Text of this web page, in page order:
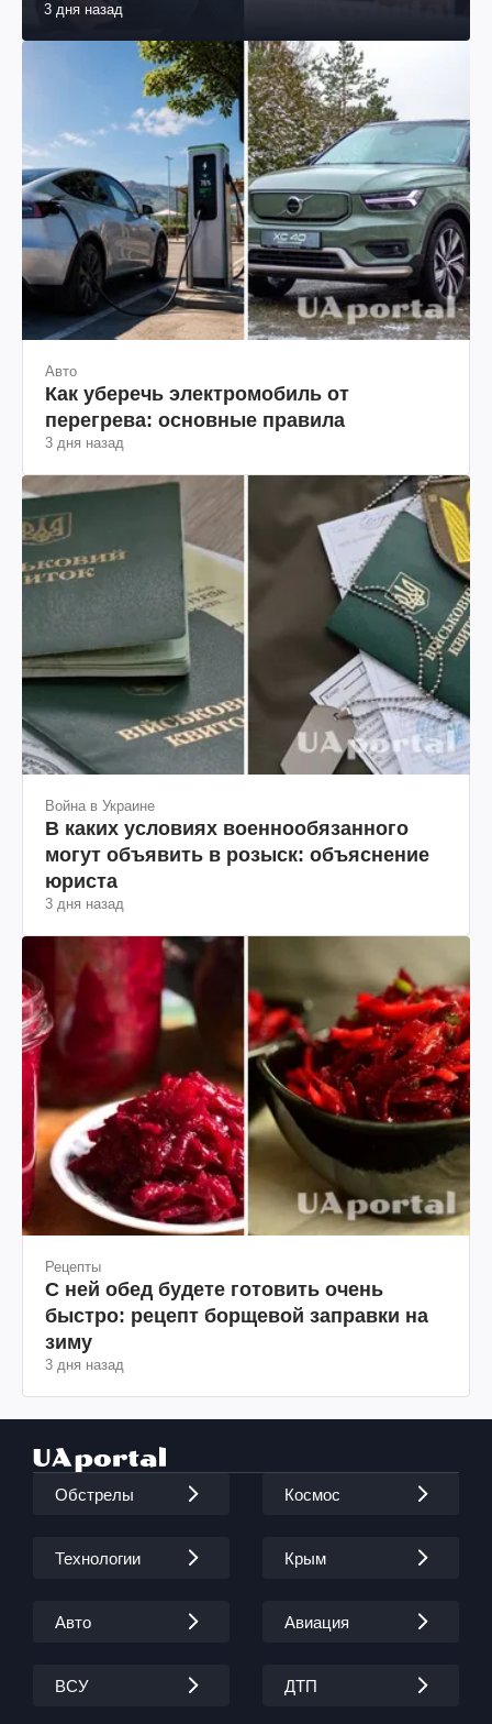
3 дня назад
Авто
Как уберечь электромобиль от
перегрева: основные правила
3 дня назад
Война в Украине
В каких условиях военнообязанного
могут объявить в розыск: объяснение
юриста
3 дня назад
Рецепты
С ней обед будете готовить очень
быстро: рецепт борщевой заправки на
зиму
3 дня назад
Обстрелы Космос
Технологии Крым
Авто Авиация
ВСУ ДТП